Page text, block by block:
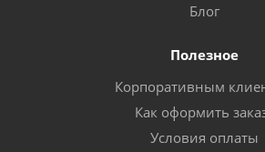
Блог
Полезное
Корпоративным
Как оформить
Условия оплаты